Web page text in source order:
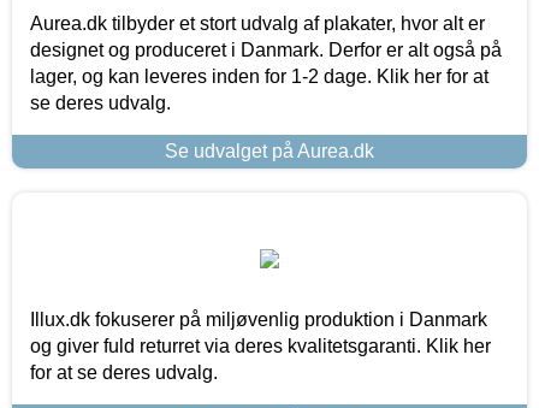
Aurea.dk tilbyder et stort udvalg af plakater, hvor alt er
designet og produceret i Danmark. Derfor er alt også på
lager, og kan leveres inden for 1-2 dage. Klik her for at
se deres udvalg.
Se udvalget på Aurea.dk
Illux.dk fokuserer på miljøvenlig produktion i Danmark
og giver fuld returret via deres kvalitetsgaranti. Klik her
for at se deres udvalg.